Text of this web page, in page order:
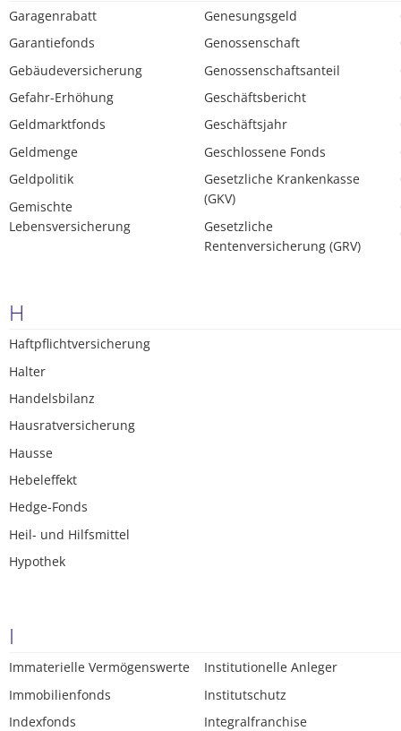
Garagenrabatt
Garantiefonds
Gebäudeversicherung
Gefahr-Erhöhung
Geldmarktfonds
Geldmenge
Geldpolitik
Gemischte
Lebensversicherung
Genesungsgeld
Genossenschaft
Genossenschaftsanteil
Geschäftsbericht
Geschäftsjahr
Geschlossene Fonds
Gesetzliche Krankenkasse
(GKV)
Gesetzliche
Rentenversicherung (GRV)
H
Haftpflichtversicherung
Halter
Handelsbilanz
Hausratversicherung
Hausse
Hebeleffekt
Hedge-Fonds
Heil- und Hilfsmittel
Hypothek
I
Immaterielle Vermögenswerte
Immobilienfonds
Indexfonds
Institutionelle Anleger
Institutschutz
Integralfranchise